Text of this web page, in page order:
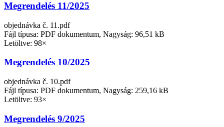
Megrendelés 11/2025
objednávka č. 11.pdf
Fájl típusa: PDF dokumentum, Nagyság: 96,51 kB
Letöltve: 98×
Megrendelés 10/2025
objednávka č. 10.pdf
Fájl típusa: PDF dokumentum, Nagyság: 259,16 kB
Letöltve: 93×
Megrendelés 9/2025